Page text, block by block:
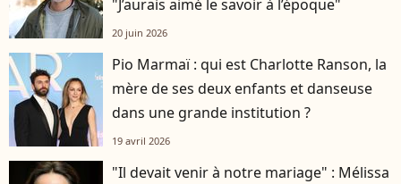
"J’aurais aimé le savoir à l’époque"
20 juin 2026
Pio Marmaï : qui est Charlotte Ranson, la
mère de ses deux enfants et danseuse
dans une grande institution ?
19 avril 2026
"Il devait venir à notre mariage" : Mélissa